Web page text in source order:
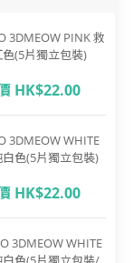
3DMEOW PINK 救
(5片獨立包裝)
HK$22.00
3DMEOW WHITE
色(5片獨立包裝)
HK$22.00
3DMEOW WHITE